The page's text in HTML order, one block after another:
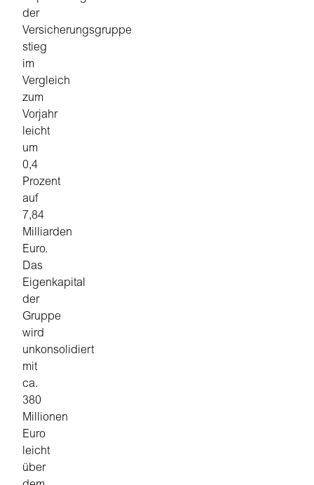
der
Versicherungsgruppe
stieg
im
Vergleich
zum
Vorjahr
leicht
um
0,4
Prozent
auf
7,84
Milliarden
Euro.
Das
Eigenkapital
der
Gruppe
wird
unkonsolidiert
mit
ca.
380
Millionen
Euro
leicht
über